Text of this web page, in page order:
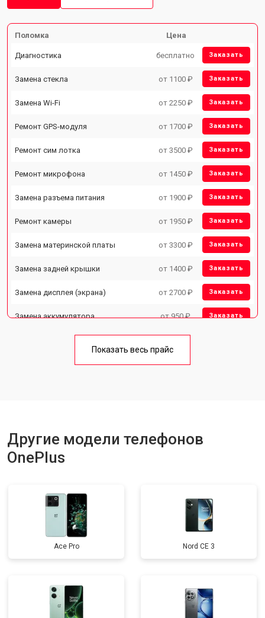
Поломка Цена
Диагностика бесплатно Заказать
Замена стекла от 1100 ₽ Заказать
Замена Wi-Fi от 2250 ₽ Заказать
Ремонт GPS-модуля от 1700 ₽ Заказать
Ремонт сим лотка от 3500 ₽ Заказать
Ремонт микрофона от 1450 ₽ Заказать
Замена разъема питания от 1900 ₽ Заказать
Ремонт камеры от 1950 ₽ Заказать
Замена материнской платы от 3300 ₽ Заказать
Замена задней крышки от 1400 ₽ Заказать
Замена дисплея (экрана) от 2700 ₽ Заказать
Замена аккумулятора от 950 ₽ Заказать
Ремонт цепи питания от 3200 ₽
Показать весь прайс
Другие модели телефонов
OnePlus
Ace Pro Nord CE 3